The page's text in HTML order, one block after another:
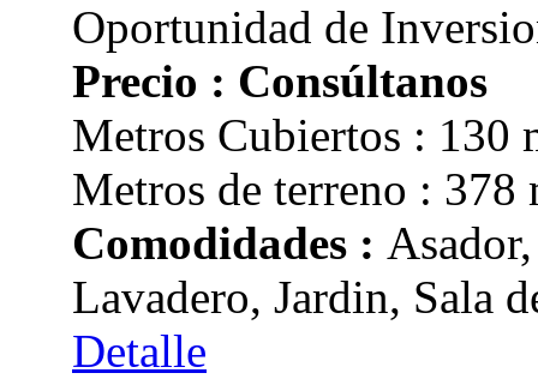
Oportunidad de
Precio : Consúltanos
Metros Cubiertos : 130
Metros de terreno : 378
Comodidades :
Lavadero, Jardin, Sala
Detalle